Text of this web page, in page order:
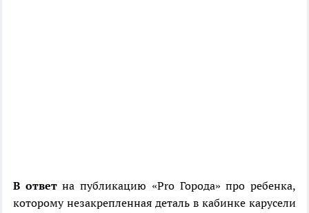
В ответна публикацию «Pro Города» про ребенка,
которому незакрепленная деталь в кабинке карусели